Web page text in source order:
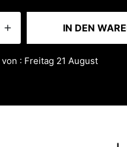
IN DEN
: Freitag 21 August